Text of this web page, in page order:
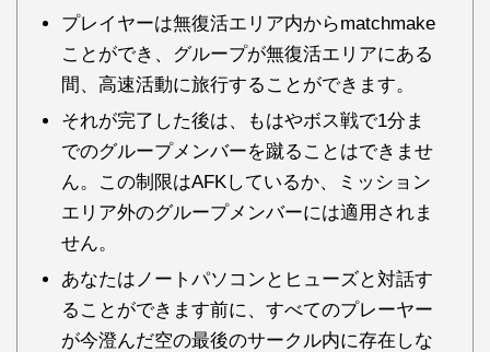
プレイヤーは無復活エリア内からmatchmake
ことができ、グループが無復活エリアにある
間、高速活動に旅行することができます。
それが完了した後は、もはやボス戦で1分ま
でのグループメンバーを蹴ることはできませ
ん。この制限はAFKしているか、ミッション
エリア外のグループメンバーには適用されま
せん。
あなたはノートパソコンとヒューズと対話す
ることができます前に、すべてのプレーヤー
が今澄んだ空の最後のサークル内に存在しな